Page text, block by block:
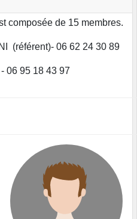
composée de 15 membres.
(référent)- 06 62 24 30 89
18 43 97